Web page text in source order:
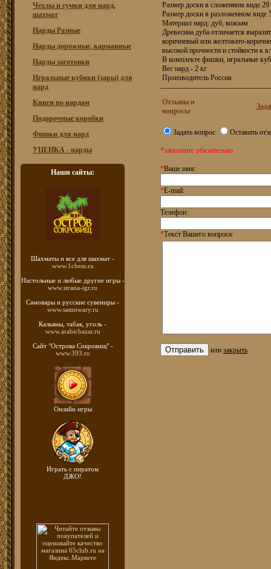
Чехлы и сумки для нард,
шахмат
Нарды Разные
Нарды дорожные, карманные
Нарды заготовки
Игральные кубики (зары) для
нард
Книги по нардам
Подарочные коробки
Фишки для нард
УЦЕНКА - нарды
Наши сайты:
Шахматы и все для шахмат -
www.1chess.ru
Настольные и любые другие игры -
www.strana-igr.ru
Самовары и русские сувениры -
www.samowary.ru
Кальяны, табак, уголь -
www.arabicbazar.ru
Сайт "Острова Сокровищ" -
www.393.ru
Онлайн игры
Играть с пиратом
ДЖО!
Размер доски в сложенном виде 29
Размер доски в разложенном виде
Материал нард: дуб, кожзам
Древесина дуба отличается
коричневый или желтовато-
высокой прочности и стойкости к
В комплекте фишки, игральные
Вес нард - 2 кг
Производитель Россия
Отзывы и
вопросы
Задать вопрос Оставить
*заполните обязательно
*Ваше имя:
*E-mail:
Телефон:
*Текст Вашего вопроса:
или закрыть